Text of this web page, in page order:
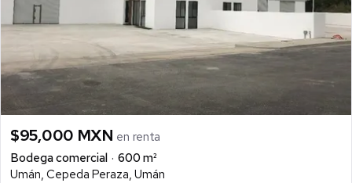
$95,000 MXN en renta
Bodega comercial
600 m²
Umán, Cepeda Peraza, Umán